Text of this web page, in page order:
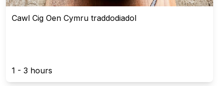
Cawl Cig Oen Cymru traddodiadol
1 - 3 hours